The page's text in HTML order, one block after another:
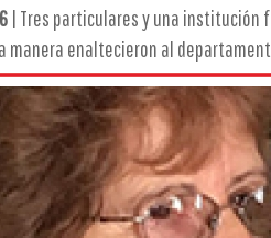
| Tres particulares y una institución
manera enaltecieron al